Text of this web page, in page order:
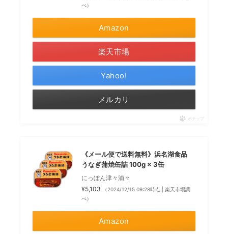
べ）
Amazon
楽天市場
Yahoo!
メルカリ
ポチップ
《メール便で送料無料》浜名湖食品
うなぎ蒲焼缶詰 100g × 3缶
にっぽん津々浦々
¥5,103
（2024/12/15 09:28時点 | 楽天市場調
べ）
Amazon